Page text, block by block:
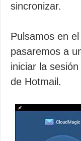
sincronizar.
Pulsamos en
pasaremos a
iniciar la
de Hotmail.